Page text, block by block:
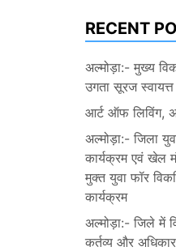
RECENT
अल्मोड़ा:- मुख्य
उगता सूरज
आर्ट ऑफ लिविंग,
अल्मोड़ा:- जिला
कार्यक्रम एवं खेल
मुक्त युवा फॉर
कार्यक्रम
अल्मोड़ा:- जिले में
कर्तव्य और